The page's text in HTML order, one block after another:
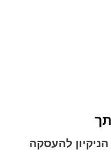
להעסקה